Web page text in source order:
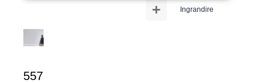
Ingrandire
+
557